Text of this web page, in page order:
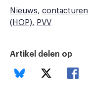
Nieuws
contacturen
(HOP)
PVV
Artikel delen op